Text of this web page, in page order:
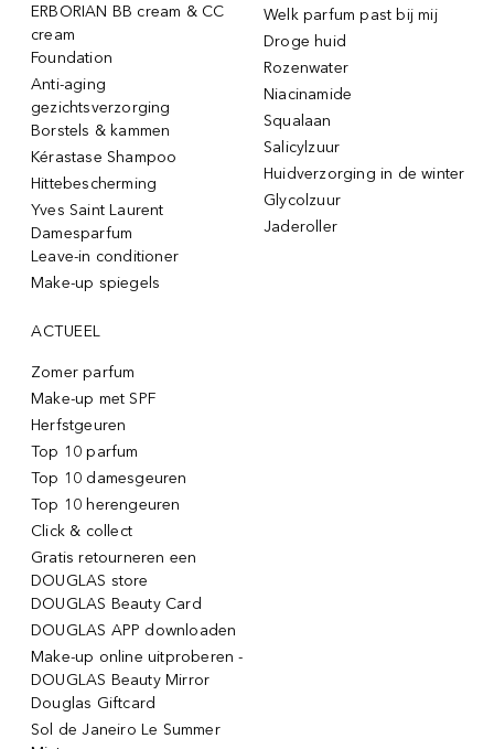
ERBORIAN BB cream & CC
cream
Foundation
Anti-aging
gezichtsverzorging
Borstels & kammen
Kérastase Shampoo
Hittebescherming
Yves Saint Laurent
Damesparfum
Leave-in conditioner
Make-up spiegels
Welk parfum past bij mij
Droge huid
Rozenwater
Niacinamide
Squalaan
Salicylzuur
Huidverzorging in de winter
Glycolzuur
Jaderoller
ACTUEEL
Zomer parfum
Make-up met SPF
Herfstgeuren
Top 10 parfum
Top 10 damesgeuren
Top 10 herengeuren
Click & collect
Gratis retourneren een
DOUGLAS store
DOUGLAS Beauty Card
DOUGLAS APP downloaden
Make-up online uitproberen -
DOUGLAS Beauty Mirror
Douglas Giftcard
Sol de Janeiro Le Summer